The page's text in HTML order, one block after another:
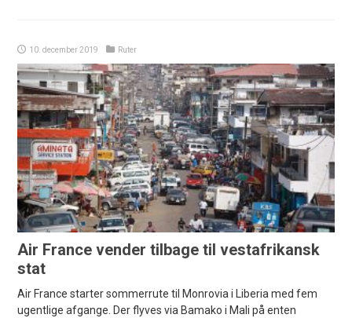
10. december 2019 Ruter
Air France vender tilbage til vestafrikansk
stat
Air France starter sommerrute til Monrovia i Liberia med fem
ugentlige afgange. Der flyves via Bamako i Mali på enten